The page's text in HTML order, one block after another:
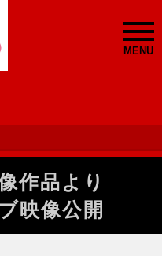
MENU
作品より
映像公開